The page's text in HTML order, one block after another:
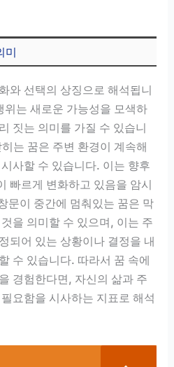
미
와 선택의 상징으로 해석됩니
위는 새로운 가능성을 모색하
짓는 의미를 가질 수 있습니
는 꿈은 주변 환경이 계속해
사할 수 있습니다. 이는 향후
빠르게 변화하고 있음을 암시
문이 중간에 멈춰있는 꿈은 막
을 의미할 수 있으며, 이는 주
되어 있는 상황이나 결정을 내
수 있습니다. 따라서 꿈 속에
경험한다면, 자신의 삶과 주
요함을 시사하는 지표로 해석